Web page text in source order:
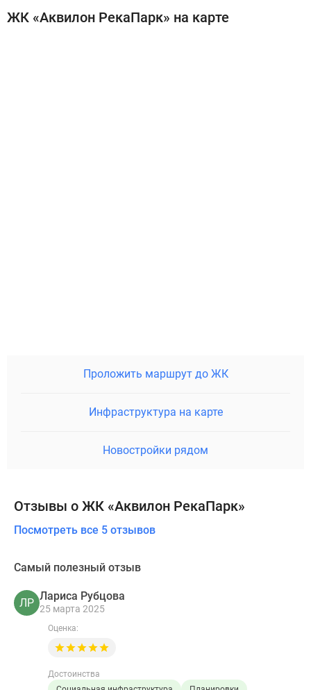
ЖК «Аквилон РекаПарк» на карте
Проложить маршрут до ЖК
Инфраструктура на карте
Новостройки рядом
Отзывы о ЖК «Аквилон РекаПарк»
Посмотреть все 5 отзывов
Самый полезный отзыв
ЛР
Лариса Рубцова
25 марта 2025
Оценка:
Достоинства